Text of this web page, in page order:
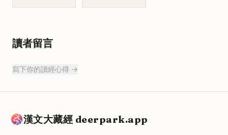
讀者留言
寫下你的讀經心得 →
漢文大藏經 deerpark.app